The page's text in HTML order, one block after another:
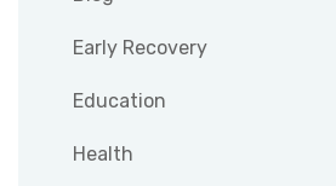
Early Recovery
Education
Health